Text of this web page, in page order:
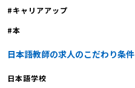
キャリアアップ
本
日本語教師の求人のこだわり条件
日本語学校